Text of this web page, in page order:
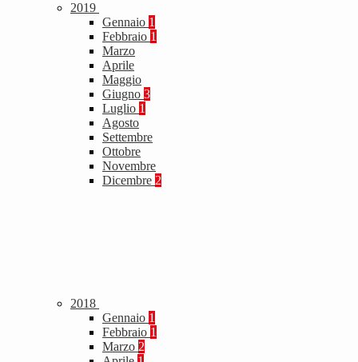
2019
Gennaio 1
Febbraio 1
Marzo
Aprile
Maggio
Giugno 3
Luglio 1
Agosto
Settembre
Ottobre
Novembre
Dicembre 2
2018
Gennaio 1
Febbraio 1
Marzo 2